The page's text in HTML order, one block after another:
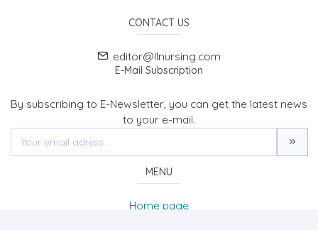
CONTACT US
editor@llnursing.com
E-Mail Subscription
By subscribing to E-Newsletter, you can get the latest news
to your e-mail.
MENU
Home page